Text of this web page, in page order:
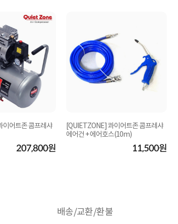
이어트존 콤프레샤
207,800원
[QUIETZONE] 콰이어트존 콤프레샤
에어건 + 에어호스(10m)
11,500원
배송/교환/환불